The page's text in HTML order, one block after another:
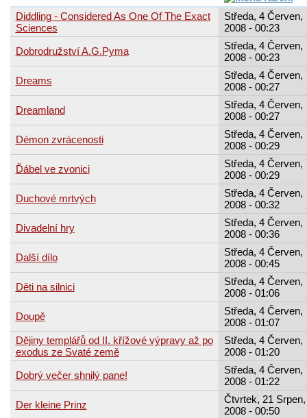
Diddling - Considered As One Of The Exact
Sciences
Středa, 4 Červen,
2008 - 00:23
Dobrodružství A.G.Pyma
Středa, 4 Červen,
2008 - 00:23
Dreams
Středa, 4 Červen,
2008 - 00:27
Dreamland
Středa, 4 Červen,
2008 - 00:27
Démon zvrácenosti
Středa, 4 Červen,
2008 - 00:29
Ďábel ve zvonici
Středa, 4 Červen,
2008 - 00:29
Duchové mrtvých
Středa, 4 Červen,
2008 - 00:32
Divadelní hry
Středa, 4 Červen,
2008 - 00:36
Další dílo
Středa, 4 Červen,
2008 - 00:45
Děti na silnici
Středa, 4 Červen,
2008 - 01:06
Doupě
Středa, 4 Červen,
2008 - 01:07
Dějiny templářů od II. křížové výpravy až po
exodus ze Svaté země
Středa, 4 Červen,
2008 - 01:20
Dobrý večer shnilý pane!
Středa, 4 Červen,
2008 - 01:22
Der kleine Prinz
Čtvrtek, 21 Srpen,
2008 - 00:50